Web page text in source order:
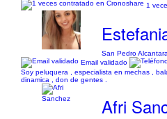
1
San Pedro
Email validado
Soy peluquera , especialista en mechas ,
dinamica , don de gentes .
Afri